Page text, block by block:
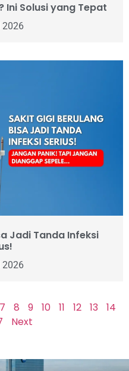
Ini Solusi yang Tepat
2026
Jadi Tanda Infeksi
2026
7 8 9 10 11 12 13
14
Next